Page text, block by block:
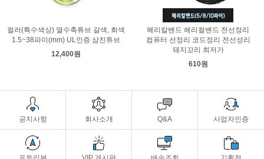
컬러(특수색상) 열수축튜브 갈색, 회색
1.5~38파이(mm) UL인증 삼진튜브
12,400원
헤리칼밴드 헤리컬밴드 전선정리
컴퓨터 선정리 코드정리 전선성리
돼지꼬리 최저가
610원
공지사항 회사소개 Q&A 사업자인증